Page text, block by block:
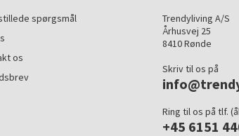
spørgsmål
os
Trendyliving A/S
Århusvej 25
8410 Rønde
Skriv til os på
Ring til os på tlf.
+45 6151